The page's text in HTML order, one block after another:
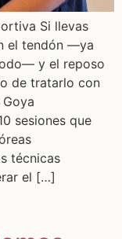
Si llevas
el tendón —ya
y el reposo
de tratarlo con
sesiones que
técnicas
el […]